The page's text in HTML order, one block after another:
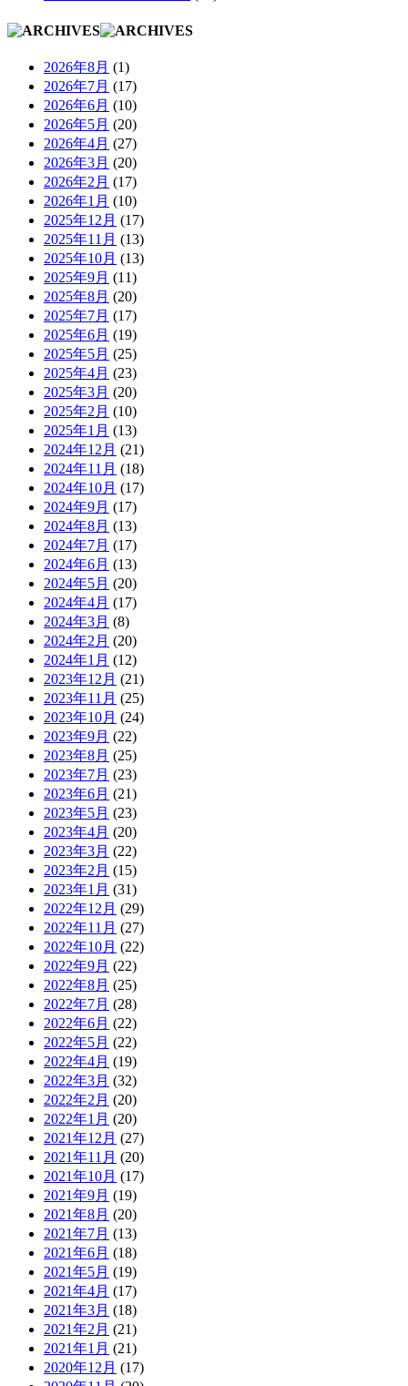
2026年8月 (1)
2026年7月 (17)
2026年6月 (10)
2026年5月 (20)
2026年4月 (27)
2026年3月 (20)
2026年2月 (17)
2026年1月 (10)
2025年12月 (17)
2025年11月 (13)
2025年10月 (13)
2025年9月 (11)
2025年8月 (20)
2025年7月 (17)
2025年6月 (19)
2025年5月 (25)
2025年4月 (23)
2025年3月 (20)
2025年2月 (10)
2025年1月 (13)
2024年12月 (21)
2024年11月 (18)
2024年10月 (17)
2024年9月 (17)
2024年8月 (13)
2024年7月 (17)
2024年6月 (13)
2024年5月 (20)
2024年4月 (17)
2024年3月 (8)
2024年2月 (20)
2024年1月 (12)
2023年12月 (21)
2023年11月 (25)
2023年10月 (24)
2023年9月 (22)
2023年8月 (25)
2023年7月 (23)
2023年6月 (21)
2023年5月 (23)
2023年4月 (20)
2023年3月 (22)
2023年2月 (15)
2023年1月 (31)
2022年12月 (29)
2022年11月 (27)
2022年10月 (22)
2022年9月 (22)
2022年8月 (25)
2022年7月 (28)
2022年6月 (22)
2022年5月 (22)
2022年4月 (19)
2022年3月 (32)
2022年2月 (20)
2022年1月 (20)
2021年12月 (27)
2021年11月 (20)
2021年10月 (17)
2021年9月 (19)
2021年8月 (20)
2021年7月 (13)
2021年6月 (18)
2021年5月 (19)
2021年4月 (17)
2021年3月 (18)
2021年2月 (21)
2021年1月 (21)
2020年12月 (17)